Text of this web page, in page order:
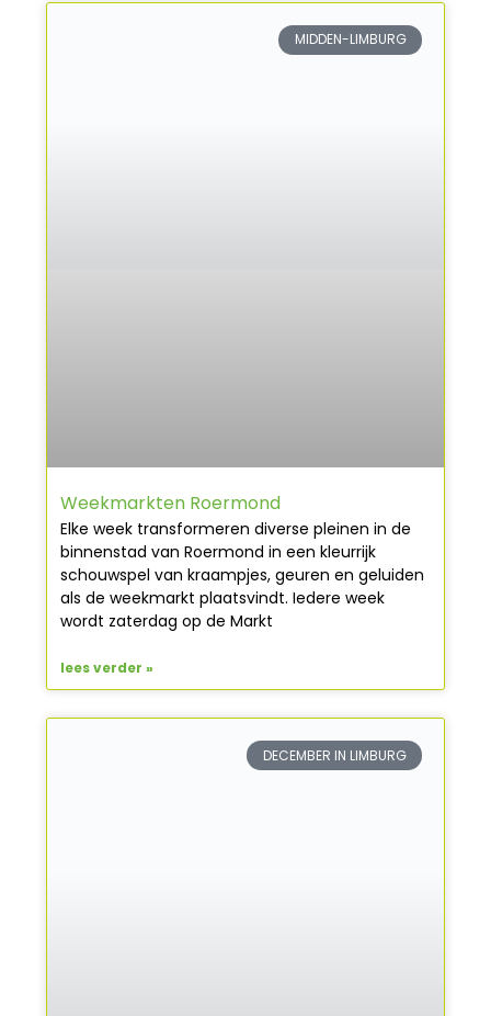
MIDDEN-LIMBURG
Weekmarkten Roermond
Elke week transformeren diverse pleinen in de
binnenstad van Roermond in een kleurrijk
schouwspel van kraampjes, geuren en geluiden
als de weekmarkt plaatsvindt. Iedere week
wordt zaterdag op de Markt
lees verder »
DECEMBER IN LIMBURG